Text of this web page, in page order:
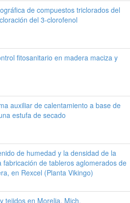
de compuestos triclorados del
del 3-clorofenol
fitosanitario en madera maciza y
auxiliar de calentamiento a base de
estufa de secado
de humedad y la densidad de la
fabricación de tableros aglomerados de
en Rexcel (Planta Vikingo)
tejidos en Morelia, Mich.